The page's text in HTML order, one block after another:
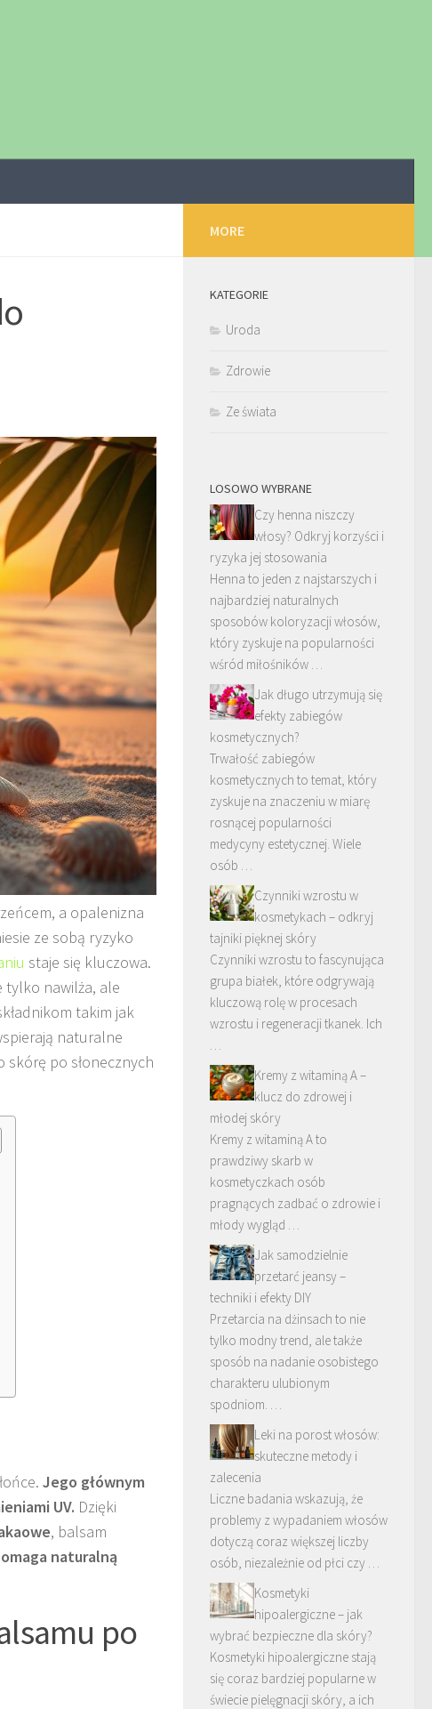
a opalenizna
ze sobą ryzyko
staje się kluczowa.
tylko nawilża, ale
takim jak
naturalne
skórę po słonecznych
Jego głównym
UV. Dzięki
, balsam
naturalną
po
MORE
KATEGORIE
Uroda
Zdrowie
Ze świata
LOSOWO WYBRANE
Czy henna niszczy
włosy? Odkryj korzyści i
ryzyka jej stosowania
Henna to jeden z najstarszych i
najbardziej naturalnych
sposobów koloryzacji włosów,
który zyskuje na popularności
wśród miłośników …
Jak długo utrzymują się
efekty zabiegów
kosmetycznych?
Trwałość zabiegów
kosmetycznych to temat, który
zyskuje na znaczeniu w miarę
rosnącej popularności
medycyny estetycznej. Wiele
osób …
Czynniki wzrostu w
kosmetykach – odkryj
tajniki pięknej skóry
Czynniki wzrostu to fascynująca
grupa białek, które odgrywają
kluczową rolę w procesach
wzrostu i regeneracji tkanek. Ich
…
Kremy z witaminą A –
klucz do zdrowej i
młodej skóry
Kremy z witaminą A to
prawdziwy skarb w
kosmetyczkach osób
pragnących zadbać o zdrowie i
młody wygląd …
Jak samodzielnie
przetarć jeansy –
techniki i efekty DIY
Przetarcia na dżinsach to nie
tylko modny trend, ale także
sposób na nadanie osobistego
charakteru ulubionym
spodniom. …
Leki na porost włosów:
skuteczne metody i
zalecenia
Liczne badania wskazują, że
problemy z wypadaniem włosów
dotyczą coraz większej liczby
osób, niezależnie od płci czy …
Kosmetyki
hipoalergiczne – jak
wybrać bezpieczne dla skóry?
Kosmetyki hipoalergiczne stają
się coraz bardziej popularne w
świecie pielęgnacji skóry, a ich